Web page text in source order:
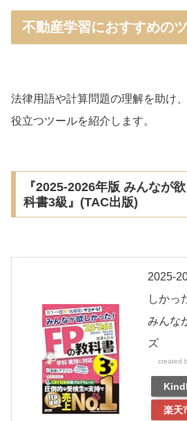
不動産学習におすすめの
法律用語や計算問題の理解を助け
役立つツールを紹介します。
『2025-2026年版 みんなが
科書3級』(TAC出版)
2025-
しかっ
みんな
ズ
created
楽天